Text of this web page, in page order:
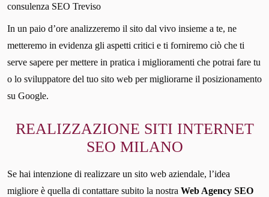
consulenza SEO Treviso
In un paio d’ore analizzeremo il sito dal vivo insieme a te, ne
metteremo in evidenza gli aspetti critici e ti forniremo ciò che ti
serve sapere per mettere in pratica i miglioramenti che potrai fare tu
o lo sviluppatore del tuo sito web per migliorarne il posizionamento
su Google.
REALIZZAZIONE SITI INTERNET
SEO MILANO
Se hai intenzione di realizzare un sito web aziendale, l’idea
migliore è quella di contattare subito la nostra Web Agency SEO